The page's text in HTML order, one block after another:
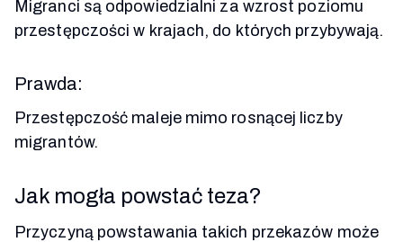
Migranci są odpowiedzialni za wzrost poziomu
przestępczości w krajach, do których przybywają.
Prawda:
Przestępczość maleje mimo rosnącej liczby
migrantów.
Jak mogła powstać teza?
Przyczyną powstawania takich przekazów może